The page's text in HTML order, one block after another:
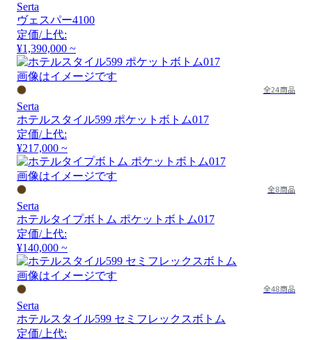
Serta
ヴェスパー4100
定価/上代:
¥1,390,000 ~
画像はイメージです
全24商品
Serta
ホテルスタイル599 ポケットボトム017
定価/上代:
¥217,000 ~
画像はイメージです
全8商品
Serta
ホテルタイプボトム ポケットボトム017
定価/上代:
¥140,000 ~
画像はイメージです
全48商品
Serta
ホテルスタイル599 セミフレックスボトム
定価/上代: